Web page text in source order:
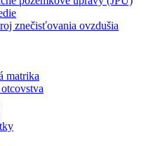
znečisťovania ovzdušia
matrika